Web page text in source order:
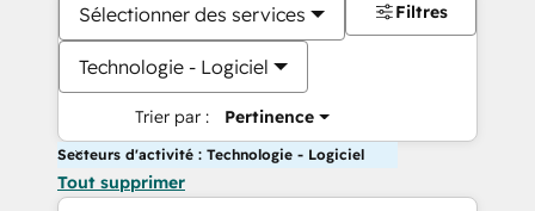
Sélectionner des services
Technologie - Logiciel
Trier par : Pertinence
Filtres
Secteurs d'activité : Technologie - Logiciel
Tout supprimer